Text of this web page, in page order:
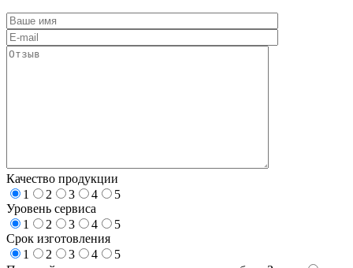
Качество продукции
1
2 3 4
5
Уровень сервиса
1
2 3 4
5
Срок изготовления
1
2 3 4
5